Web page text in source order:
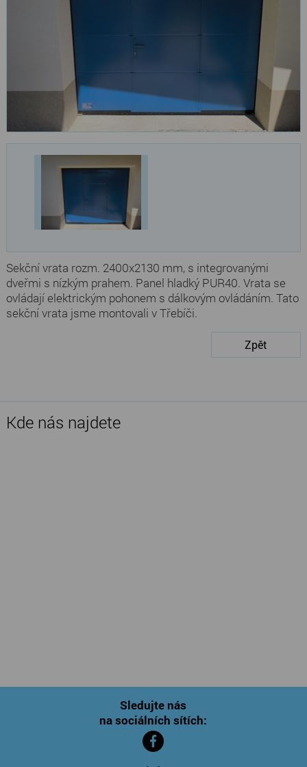
Sekční vrata rozm. 2400x2130 mm, s integrovanými
dveřmi s nízkým prahem. Panel hladký PUR40. Vrata se
ovládají elektrickým pohonem s dálkovým ovládáním. Tato
sekční vrata jsme montovali v Třebíči.
Zpět
Kde nás najdete
Sledujte nás
na sociálních sítích: